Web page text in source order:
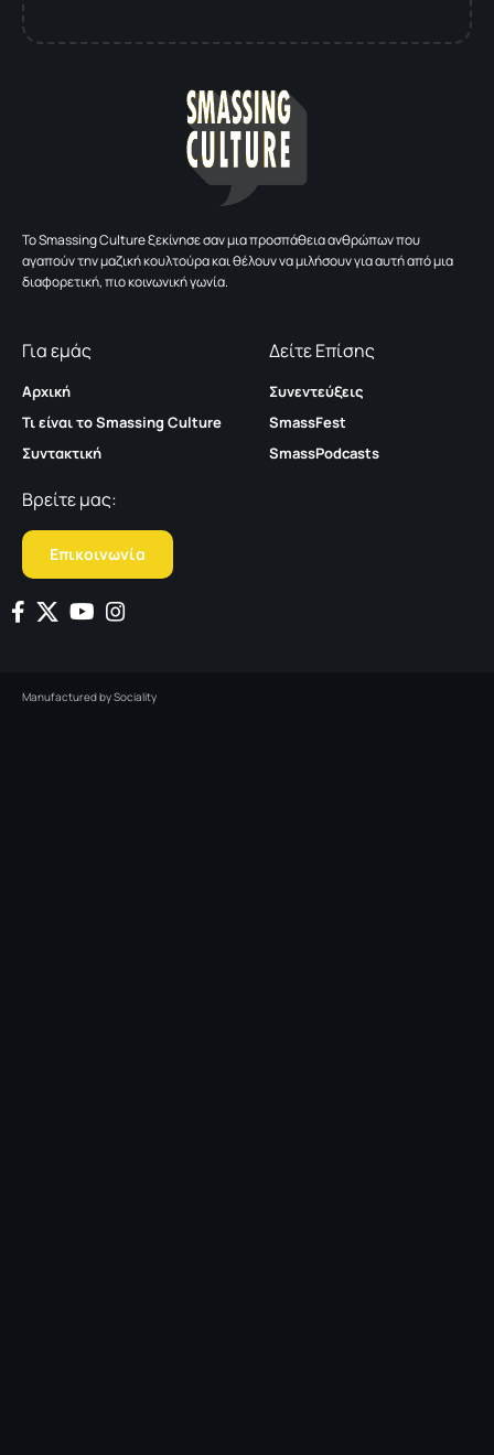
To Smassing Culture ξεκίνησε σαν μια προσπάθεια ανθρώπων που
αγαπούν την μαζική κουλτούρα και θέλουν να μιλήσουν για αυτή από μια
διαφορετική, πιο κοινωνική γωνία.
Για εμάς
Αρχική
Τι είναι το Smassing Culture
Συντακτική
Δείτε Επίσης
Συνεντεύξεις
SmassFest
SmassPodcasts
Βρείτε μας:
Επικοινωνία
Manufactured bySociality